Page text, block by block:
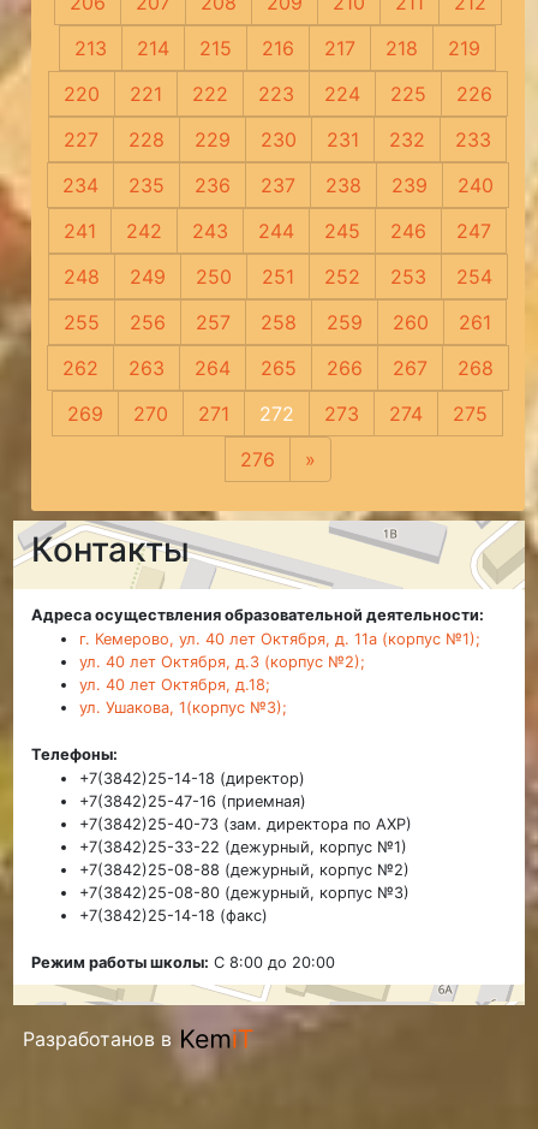
213
214 215 216 217 218
219
220
221 222 223 224 225
226
227
228 229 230 231 232
233
234
235 236 237 238 239
240
241
242 243 244 245 246
247
248
249 250 251 252 253
254
255
256 257 258 259 260
261
262
263 264 265 266 267
268
269
270 271 272 273 274
275
276
»
Контакты
Адреса осуществления образовательной деятельности:
г. Кемерово, ул. 40 лет Октября, д. 11а (корпус №1);
ул. 40 лет Октября, д.3 (корпус №2);
ул. 40 лет Октября, д.18;
ул. Ушакова, 1(корпус №3);
Телефоны:
+7(3842)25-14-18 (директор)
+7(3842)25-47-16 (приемная)
+7(3842)25-40-73 (зам. директора по АХР)
+7(3842)25-33-22 (дежурный, корпус №1)
+7(3842)25-08-88 (дежурный, корпус №2)
+7(3842)25-08-80 (дежурный, корпус №3)
+7(3842)25-14-18 (факс)
Режим работы школы: С 8:00 до 20:00
Разработанов в